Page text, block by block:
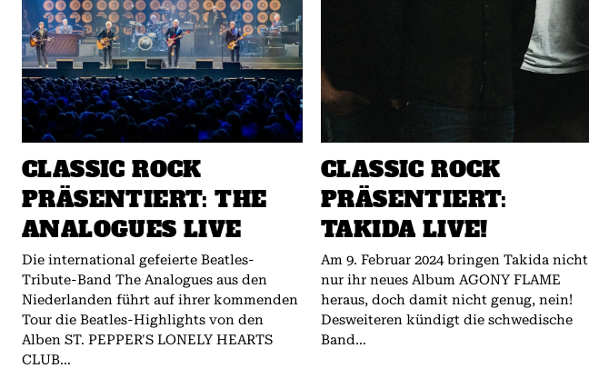
CLASSIC ROCK
PRÄSENTIERT: THE
ANALOGUES LIVE
Die international gefeierte Beatles-
Tribute-Band The Analogues aus den
Niederlanden führt auf ihrer kommenden
Tour die Beatles-Highlights von den
Alben ST. PEPPER'S LONELY HEARTS
CLUB...
CLASSIC ROCK
PRÄSENTIERT:
TAKIDA LIVE!
Am 9. Februar 2024 bringen Takida nicht
nur ihr neues Album AGONY FLAME
heraus, doch damit nicht genug, nein!
Desweiteren kündigt die schwedische
Band...